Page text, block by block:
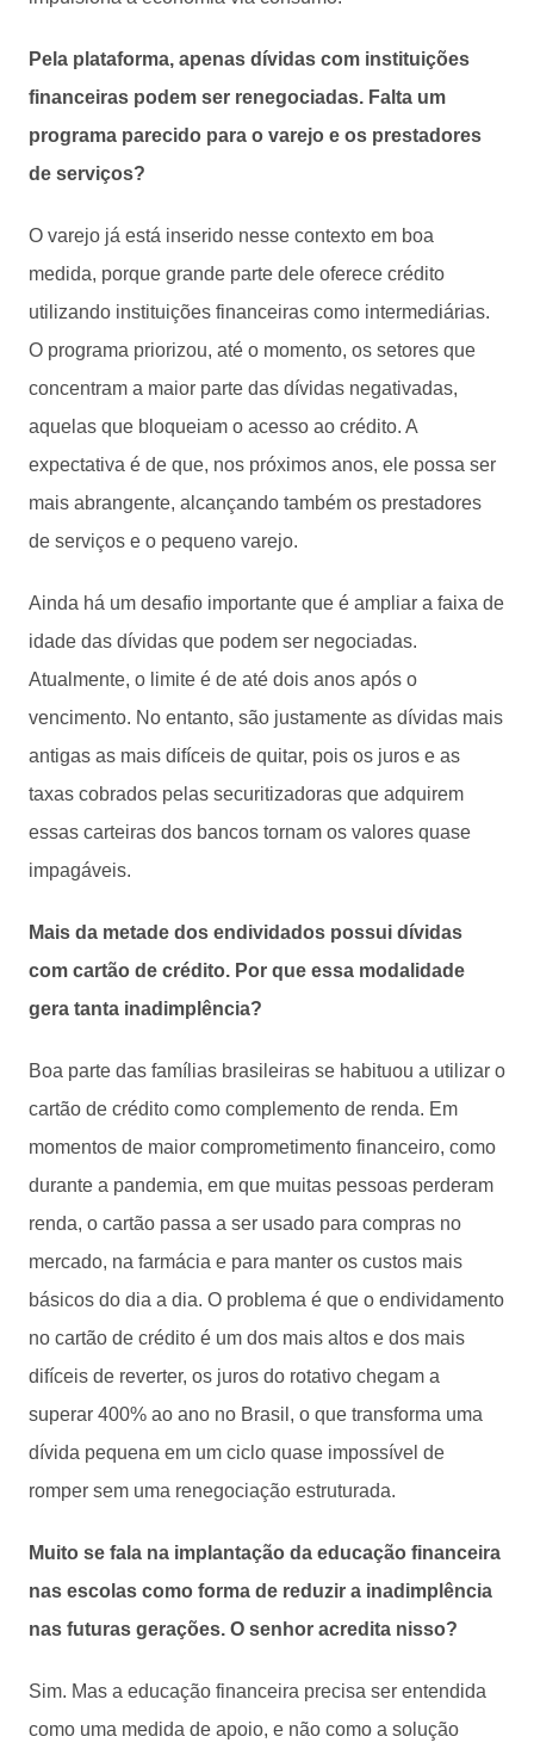
Pela plataforma, apenas dívidas com instituições
financeiras podem ser renegociadas. Falta um
programa parecido para o varejo e os prestadores
de serviços?
O varejo já está inserido nesse contexto em boa
medida, porque grande parte dele oferece crédito
utilizando instituições financeiras como intermediárias.
O programa priorizou, até o momento, os setores que
concentram a maior parte das dívidas negativadas,
aquelas que bloqueiam o acesso ao crédito. A
expectativa é de que, nos próximos anos, ele possa ser
mais abrangente, alcançando também os prestadores
de serviços e o pequeno varejo.
Ainda há um desafio importante que é ampliar a faixa de
idade das dívidas que podem ser negociadas.
Atualmente, o limite é de até dois anos após o
vencimento. No entanto, são justamente as dívidas mais
antigas as mais difíceis de quitar, pois os juros e as
taxas cobrados pelas securitizadoras que adquirem
essas carteiras dos bancos tornam os valores quase
impagáveis.
Mais da metade dos endividados possui dívidas
com cartão de crédito. Por que essa modalidade
gera tanta inadimplência?
Boa parte das famílias brasileiras se habituou a utilizar o
cartão de crédito como complemento de renda. Em
momentos de maior comprometimento financeiro, como
durante a pandemia, em que muitas pessoas perderam
renda, o cartão passa a ser usado para compras no
mercado, na farmácia e para manter os custos mais
básicos do dia a dia. O problema é que o endividamento
no cartão de crédito é um dos mais altos e dos mais
difíceis de reverter, os juros do rotativo chegam a
superar 400% ao ano no Brasil, o que transforma uma
dívida pequena em um ciclo quase impossível de
romper sem uma renegociação estruturada.
Muito se fala na implantação da educação financeira
nas escolas como forma de reduzir a inadimplência
nas futuras gerações. O senhor acredita nisso?
Sim. Mas a educação financeira precisa ser entendida
como uma medida de apoio, e não como a solução